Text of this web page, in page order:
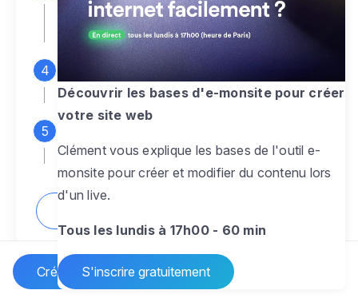
Créer un site Internet
designpour créer un site web sur-mesure,
à votre image
Ajoutez des pagessans limite pour
présenter votre activité, votre passion
pour rendre votre site dynamique
Découvrir les bases d'e-monsite pour créer
votre site web
Clément vous explique les bases de l'outil e-
monsite pour créer et modifier du contenu lors
d'un live.
Tous les lundis à 17h00 - 60 min
S'inscrire gratuitement